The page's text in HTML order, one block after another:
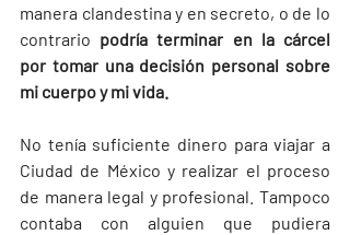
manera clandestina y en secreto, o de lo
contrario podría terminar en la cárcel
por tomar una decisión personal sobre
mi cuerpo y mi vida.
No tenía suficiente dinero para viajar a
Ciudad de México y realizar el proceso
de manera legal y profesional. Tampoco
contaba con alguien que pudiera